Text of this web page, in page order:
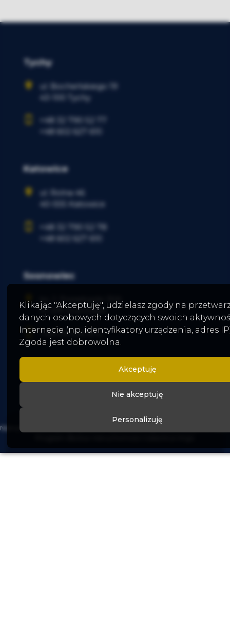
Klikając "Akceptuję", udzielasz zgody na
danych osobowych dotyczących swoich
Internecie (np. identyfikatory urządzenia, adres
Zgoda jest dobrowolna.
Akceptuję
Nie akceptuję
Personalizuję
Tychy
ul. Bocheńskiego 19
43-100 Tychy
+48 32 790 52 77
+48 602 627 610
Katowice
ul. Rolna 46
40-555 Katowice
+48 32 790 52 78
+48 602 627 610
Sosnowiec
ks. J. Popiełuszki 30A
41-219 Sosnowiec
+48519 595 672
Facebook
Facebook
Facebook
Facebook
Facebook
Tychy Katowice Sosnowiec - sprawdź naszą ofertę